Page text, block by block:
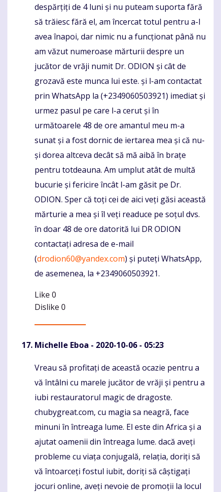
despărțiți de 4 luni și nu puteam suporta fără
să trăiesc fără el, am încercat totul pentru a-l
avea înapoi, dar nimic nu a funcționat până nu
am văzut numeroase mărturii despre un
jucător de vrăji numit Dr. ODION și cât de
grozavă este munca lui este. și l-am contactat
prin WhatsApp la (+2349060503921) imediat și
urmez pasul pe care l-a cerut și în
următoarele 48 de ore amantul meu m-a
sunat și a fost dornic de iertarea mea și că nu-
și dorea altceva decât să mă aibă în brațe
pentru totdeauna. Am umplut atât de multă
bucurie și fericire încât l-am găsit pe Dr.
ODION. Sper că toți cei de aici veți găsi această
mărturie a mea și îl veți readuce pe soțul dvs.
în doar 48 de ore datorită lui DR ODION
contactați adresa de e-mail
(drodion60@yandex.com) și puteți WhatsApp,
de asemenea, la +2349060503921.
Like 0
Dislike 0
Michelle Eboa - 2020-10-06 - 05:23
Komentaras
Vreau să profitați de această ocazie pentru a
vă întâlni cu marele jucător de vrăji și pentru a
iubi restauratorul magic de dragoste.
chubygreat.com, cu magia sa neagră, face
minuni în întreaga lume. El este din Africa și a
ajutat oamenii din întreaga lume. dacă aveți
probleme cu viața conjugală, relația, doriți să
vă întoarceți fostul iubit, doriți să câștigați
jocuri online, aveți nevoie de promoții la locul